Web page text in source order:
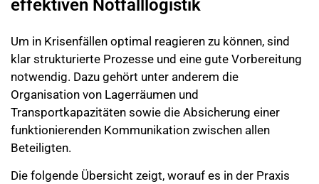
effektiven Notfalllogistik
Um in Krisenfällen optimal reagieren zu können, sind
klar strukturierte Prozesse und eine gute Vorbereitung
notwendig. Dazu gehört unter anderem die
Organisation von Lagerräumen und
Transportkapazitäten sowie die Absicherung einer
funktionierenden Kommunikation zwischen allen
Beteiligten.
Die folgende Übersicht zeigt, worauf es in der Praxis